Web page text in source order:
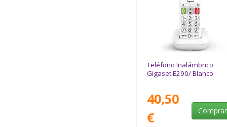
Teléfono Inalámbrico
Gigaset E290/ Blanco
40,50
€
Comprar